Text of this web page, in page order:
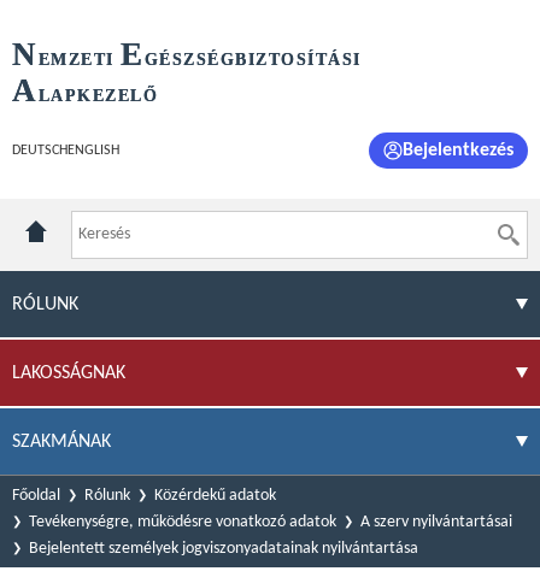
NEMZETI E GÉSZSÉGBIZTOSÍTÁSI
ALAPKEZELŐ
DEUTSCH ENGLISH Bejelentkezés
RÓLUNK
LAKOSSÁGNAK
SZAKMÁNAK
Főoldal Rólunk
Közérdekű adatok
Tevékenységre, működésre vonatkozó adatok
A szerv nyilvántartásai
Bejelentett személyek jogviszonyadatainak nyilvántartása